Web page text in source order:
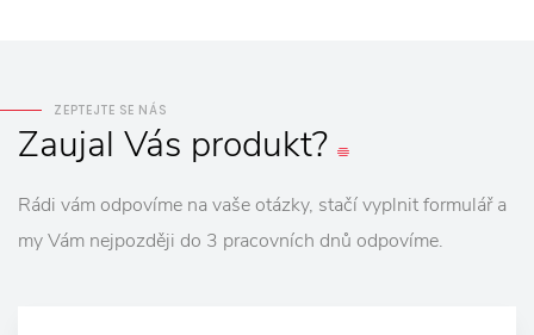
ZEPTEJTE SE NÁS
Zaujal Vás produkt?
Rádi vám odpovíme na vaše otázky, stačí vyplnit formulář a
my Vám nejpozději do 3 pracovních dnů odpovíme.